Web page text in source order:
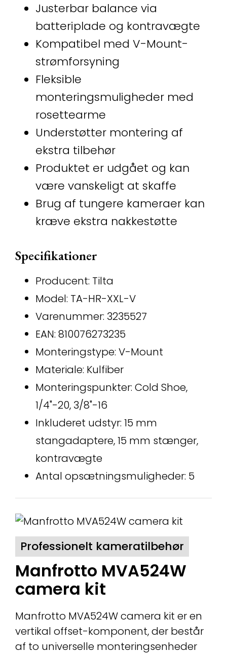
Justerbar balance via
batteriplade og kontravægte
Kompatibel med V-Mount-
strømforsyning
Fleksible
monteringsmuligheder med
rosettearme
Understøtter montering af
ekstra tilbehør
Produktet er udgået og kan
være vanskeligt at skaffe
Brug af tungere kameraer kan
kræve ekstra nakkestøtte
Specifikationer
Producent: Tilta
Model: TA-HR-XXL-V
Varenummer: 3235527
EAN: 810076273235
Monteringstype: V-Mount
Materiale: Kulfiber
Monteringspunkter: Cold Shoe,
1/4"-20, 3/8"-16
Inkluderet udstyr: 15 mm
stangadaptere, 15 mm stænger,
kontravægte
Antal opsætningsmuligheder: 5
Professionelt kameratilbehør
Manfrotto MVA524W
camera kit
Manfrotto MVA524W camera kit er en
vertikal offset-komponent, der består
af to universelle monteringsenheder